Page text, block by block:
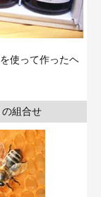
使って作ったヘ
組合せ